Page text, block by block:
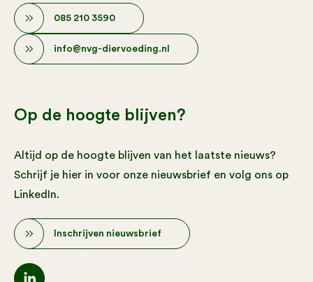
085 210 3590
info@nvg-diervoeding.nl
Op de hoogte blijven?
Altijd op de hoogte blijven van het laatste nieuws?
Schrijf je hier in voor onze nieuwsbrief en volg ons op
LinkedIn.
Inschrijven nieuwsbrief